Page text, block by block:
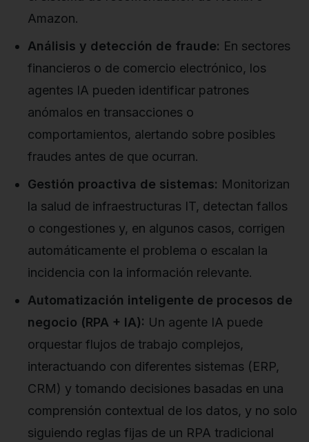
Amazon.
Análisis y detección de fraude: En sectores
financieros o de comercio electrónico, los
agentes IA pueden identificar patrones
anómalos en transacciones o
comportamientos, alertando sobre posibles
fraudes antes de que ocurran.
Gestión proactiva de sistemas: Monitorizan
la salud de infraestructuras IT, detectan fallos
o congestiones y, en algunos casos, corrigen
automáticamente el problema o escalan la
incidencia con la información relevante.
Automatización inteligente de procesos de
negocio (RPA + IA): Un agente IA puede
orquestar flujos de trabajo complejos,
interactuando con diferentes sistemas (ERP,
CRM) y tomando decisiones basadas en una
comprensión contextual de los datos, y no solo
siguiendo reglas fijas de un RPA tradicional